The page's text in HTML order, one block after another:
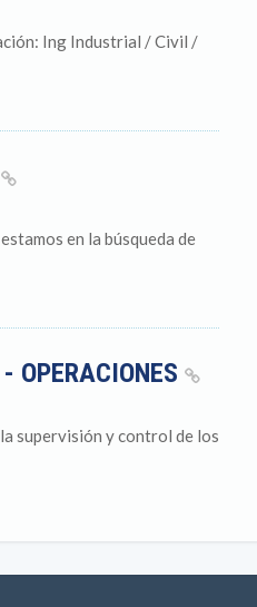
Ing Industrial / Civil /
en la búsqueda de
OPERACIONES
supervisión y control de los